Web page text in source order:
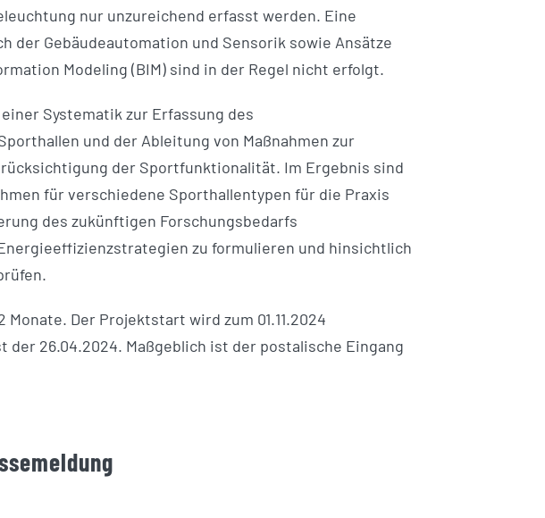
nur unzureichend erfasst werden. Eine
der Gebäudeautomation und Sensorik sowie Ansätze
Modeling (BIM) sind in der Regel nicht erfolgt.
Systematik zur Erfassung des
und der Ableitung von Maßnahmen zur
der Sportfunktionalität. Im Ergebnis sind
für verschiedene Sporthallentypen für die Praxis
des zukünftigen Forschungsbedarfs
zu formulieren und hinsichtlich
Der Projektstart wird zum 01.11.2024
26.04.2024. Maßgeblich ist der postalische Eingang